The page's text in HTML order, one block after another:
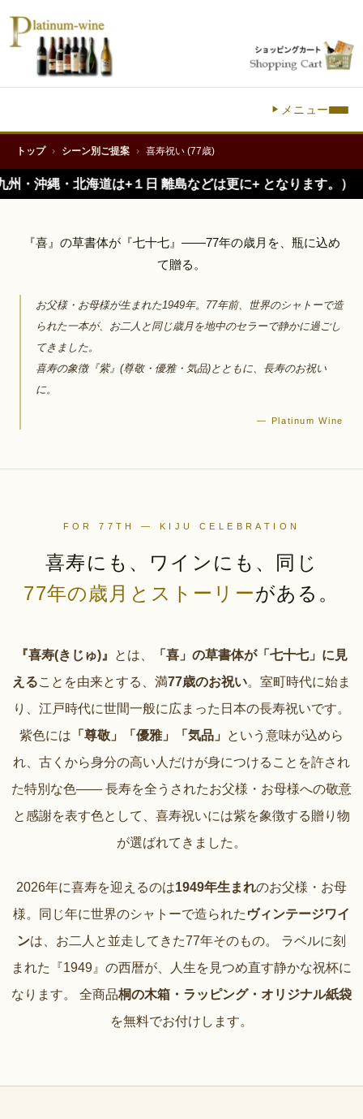
メニュー
トップ › シーン別ご提案 › 喜寿祝い (77歳)
+１日 離島などは更に+ となります。）
喜寿祝い(77歳)に、1949年生まれの一本
『喜』の草書体が『七十七』——77年の歳月を、瓶に込め
て贈る。
お父様・お母様が生まれた1949年。77年前、世界のシャトーで造
られた一本が、お二人と同じ歳月を地中のセラーで静かに過ごし
てきました。
喜寿の象徴『紫』(尊敬・優雅・気品)とともに、長寿のお祝い
に。
— Platinum Wine
FOR 77TH — KIJU CELEBRATION
喜寿にも、 ワインにも、 同じ
77年の歳月とストーリーがある。
『喜寿(きじゅ)』 とは、
「喜」の草書体が「七十七」に見
えることを由来とする、満77歳のお祝い。室町時代に始ま
り、江戸時代に世間一般に広まった日本の長寿祝いです。
紫色には 「尊敬」「優雅」「気品」 という意味が込めら
れ、古くから身分の高い人だけが身につけることを許され
た特別な色—— 長寿を全うされたお父様・お母様への敬意
と感謝を表す色として、喜寿祝いには紫を象徴する贈り物
が選ばれてきました。
2026年に喜寿を迎えるのは1949年生まれのお父様・お母
様。同じ年に世界のシャトーで造られた ヴィンテージワイ
ンは、お二人と並走してきた77年そのもの。 ラベルに刻
まれた『1949』の西暦が、人生を見つめ直す静かな祝杯に
なります。 全商品桐の木箱・ラッピング・オリジナル紙袋
を無料でお付けします。